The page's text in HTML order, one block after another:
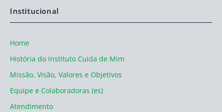
Institucional
Home
História do Instituto Cuida de Mim
Missão, Visão, Valores e Objetivos
Equipe e Colaboradoras (es)
Atendimento